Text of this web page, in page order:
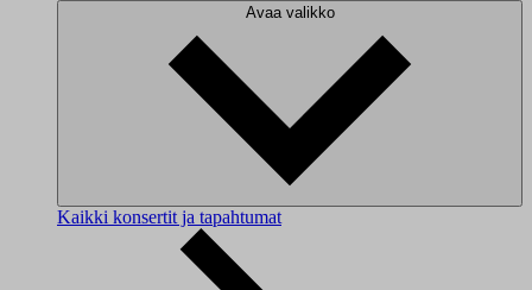
Avaa valikko
Kaikki konsertit ja tapahtumat